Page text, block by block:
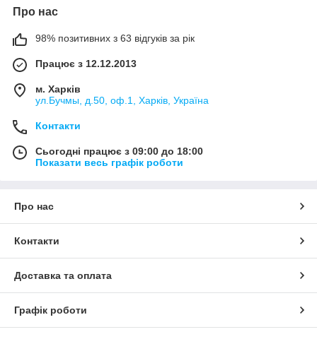
Про нас
98% позитивних з 63 відгуків за рік
Працює з 12.12.2013
м. Харків
ул.Бучмы, д.50, оф.1, Харків, Україна
Контакти
Сьогодні працює з 09:00 до 18:00
Показати весь графік роботи
Про нас
Контакти
Доставка та оплата
Графік роботи